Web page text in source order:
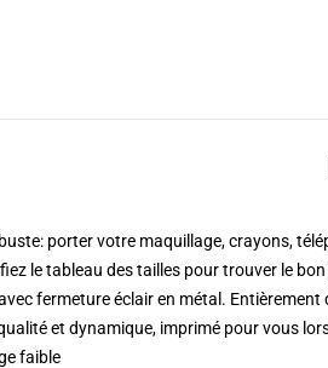
porter votre maquillage, crayons,
le tableau des tailles pour trouver le
fermeture éclair en métal.
et dynamique, imprimé pour vous
faible